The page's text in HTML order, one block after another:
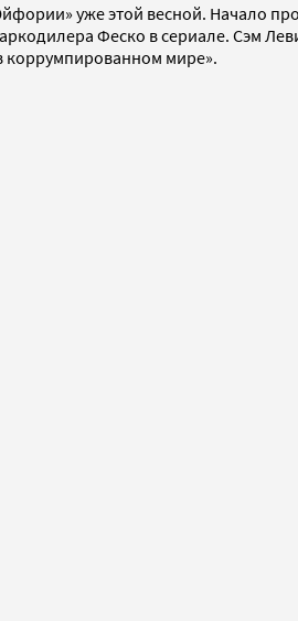
уже этой весной. Начало
Феско в сериале. Сэм
коррумпированном мире».